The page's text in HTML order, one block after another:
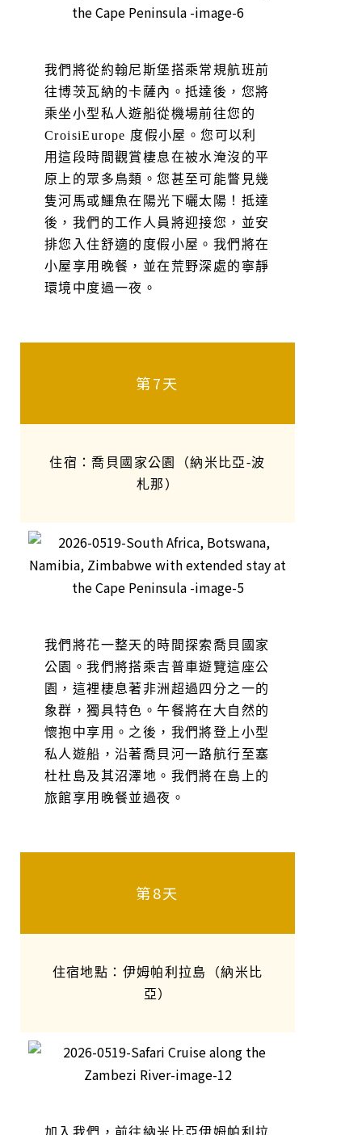
我們將從約翰尼斯堡搭乘常規航班前
往博茨瓦納的卡薩內。抵達後，您將
乘坐小型私人遊船從機場前往您的
CroisiEurope 度假小屋。您可以利
用這段時間觀賞棲息在被水淹沒的平
原上的眾多鳥類。您甚至可能瞥見幾
隻河馬或鱷魚在陽光下曬太陽！抵達
後，我們的工作人員將迎接您，並安
排您入住舒適的度假小屋。我們將在
小屋享用晚餐，並在荒野深處的寧靜
環境中度過一夜。
第7天
住宿：喬貝國家公園（納米比亞-波
札那）
我們將花一整天的時間探索喬貝國家
公園。我們將搭乘吉普車遊覽這座公
園，這裡棲息著非洲超過四分之一的
象群，獨具特色。午餐將在大自然的
懷抱中享用。之後，我們將登上小型
私人遊船，沿著喬貝河一路航行至塞
杜杜島及其沼澤地。我們將在島上的
旅館享用晚餐並過夜。
第8天
住宿地點：伊姆帕利拉島（納米比
亞）